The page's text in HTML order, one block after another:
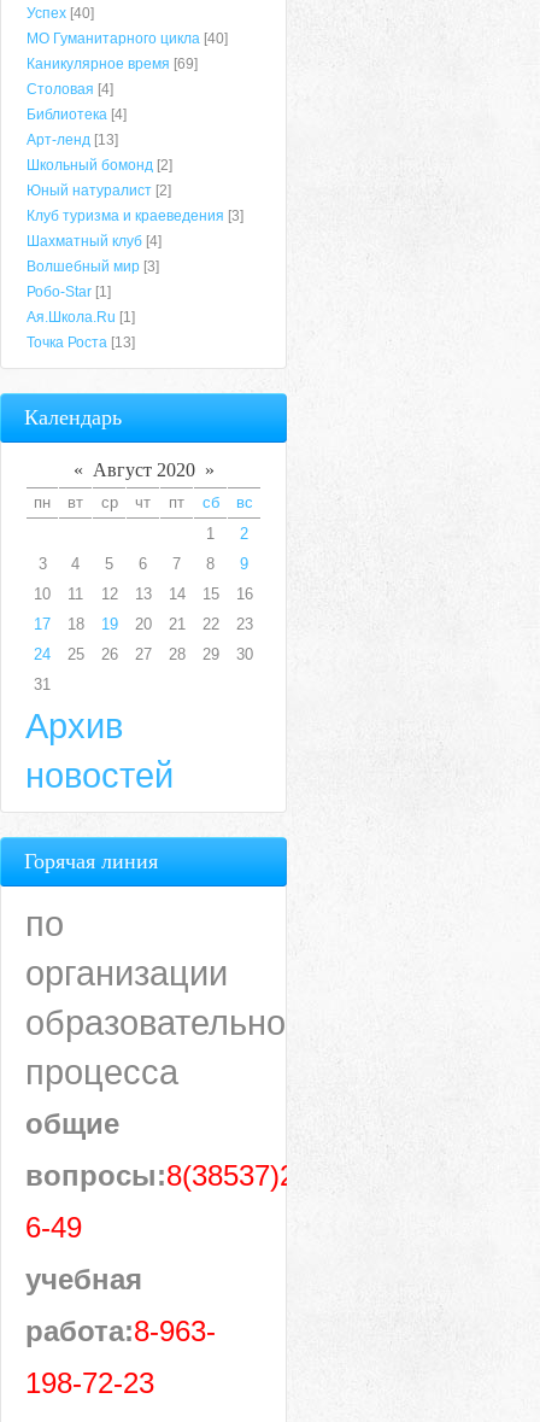
Успех [40]
МО Гуманитарного цикла [40]
Каникулярное время [69]
Столовая [4]
Библиотека [4]
Арт-ленд [13]
Школьный бомонд [2]
Юный натуралист [2]
Клуб туризма и краеведения [3]
Шахматный клуб [4]
Волшебный мир [3]
Робо-Star [1]
Ая.Школа.Ru [1]
Точка Роста [13]
Календарь
« Август 2020 »
пн вт ср чт пт сб
вс
1
2
3
4 5 6 7 8
9
10
11 12 13 14 15
16
17
18 19 20 21 22
23
24
25 26 27 28 29
30
31
Архив
новостей
Горячая линия
по
организации
образовательного
процесса
общие
вопросы:8(38537)28-
6-49
учебная
работа:8-963-
198-72-23